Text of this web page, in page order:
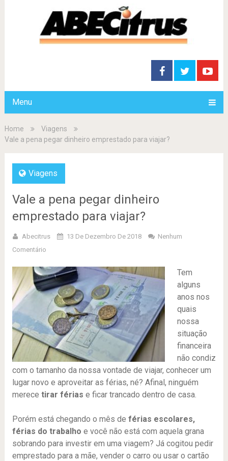
Menu
Home
Viagens
Vale a pena pegar dinheiro emprestado para viajar?
Viagens
Vale a pena pegar dinheiro
emprestado para viajar?
Abecitrus 13 De Dezembro De 2018
Nenhum
Comentário
Tem
alguns
anos nos
quais
nossa
situação
financeira
não condiz
com o tamanho da nossa vontade de viajar, conhecer um
lugar novo e aproveitar as férias, né? Afinal, ninguém
merece tirar férias e ficar trancado dentro de casa.
Porém está chegando o mês de férias escolares,
férias do trabalho e você não está com aquela grana
sobrando para investir em uma viagem? Já cogitou pedir
emprestado para a mãe, vender o carro ou usar o cartão